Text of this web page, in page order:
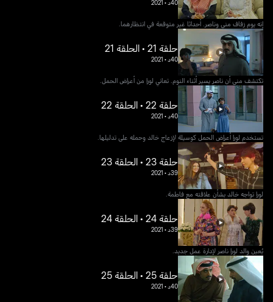
40د •
2021
إنه يوم زفاف منى وناصر. أحداثا غير متوقعة في انتظارهما.
حلقة 21 • الحلقة 21
40د •
2021
تكتشف منى أن ناصر يسير أثناء النوم. تعاني لورا من أعراض الحمل.
حلقة 22 • الحلقة 22
40د •
2021
تستخدم لورا أعراض الحمل كوسيلة لإزعاج خالد وحمله على تدليلها.
حلقة 23 • الحلقة 23
39د •
2021
لورا تواجه خالد بشأن علاقته مع فاطمة.
حلقة 24 • الحلقة 24
39د •
2021
يُعين والد لورا ناصر لإدارة عمل جديد.
حلقة 25 • الحلقة 25
40د •
2021